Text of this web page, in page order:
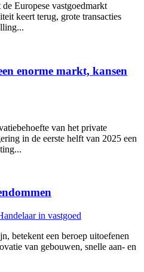
Europese vastgoedmarkt
keert terug, grote transacties
enorme markt, kansen
van het private
in de eerste helft van 2025 een
in vastgoed
betekent een beroep uitoefenen
van gebouwen, snelle aan- en